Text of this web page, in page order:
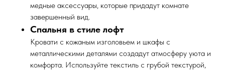
медные аксессуары, которые придадут комнате
завершенный вид.
Спальня в стиле лофт
Кровати с кожаным изголовьем и шкафы с
металлическими деталями создадут атмосферу уюта и
комфорта. Используйте текстиль с грубой текстурой,